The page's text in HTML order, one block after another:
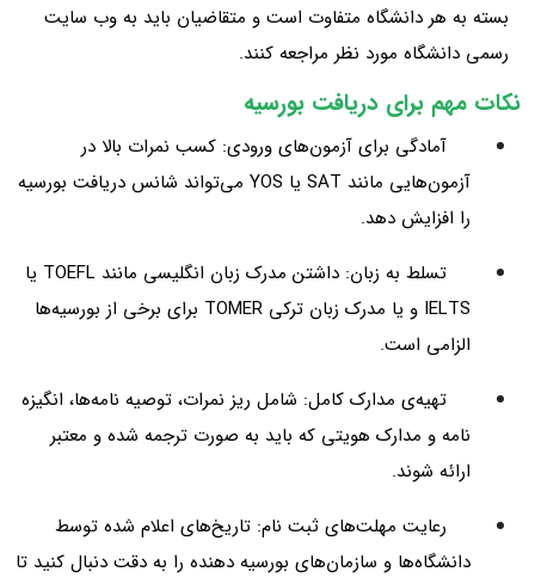
بسته به هر دانشگاه متفاوت است و متقاضیان باید به وب‌ سایت
رسمی دانشگاه مورد نظر مراجعه کنند.
نکات مهم برای دریافت بورسیه
آمادگی برای آزمون‌های ورودی: کسب نمرات بالا در
آزمون‌هایی مانند SAT یا YOS می‌تواند شانس دریافت بورسیه
را افزایش دهد.
تسلط به زبان: داشتن مدرک زبان انگلیسی مانند TOEFL یا
IELTS و یا مدرک زبان ترکی TOMER برای برخی از بورسیه‌ها
الزامی است.
تهیه‌ی مدارک کامل: شامل ریز نمرات، توصیه‌ نامه‌ها، انگیزه‌
نامه و مدارک هویتی که باید به‌ صورت ترجمه‌ شده و معتبر
ارائه شوند.
رعایت مهلت‌های ثبت‌ نام: تاریخ‌های اعلام‌ شده توسط
دانشگاه‌ها و سازمان‌های بورسیه‌ دهنده را به‌ دقت دنبال کنید تا